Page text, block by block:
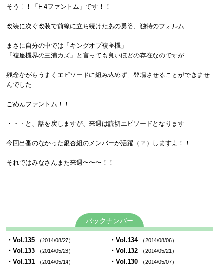
そう！！「F-4ファントム」です！！
改装に次ぐ改装で前線に立ち続けたあの勇姿、独特のフォルム
まさに自分の中では「キングオブ複座機」
「複座機界の三浦カズ」と言っても良いほどの存在なのですが
残念ながらうまくエピソードに組み込めず、登場させることができませ
んでした
ごめんファントム！！
・・・と、話を戻しますが、来週は読切エピソードとなります
今回出番のなかった銀杏組のメンバーが活躍（？）しますよ！！
それではみなさんまた来週〜〜〜！！
バックナンバー
・Vol.135 （2014/08/27） ・Vol.134 （2014/08/06）
・Vol.133 （2014/05/28） ・Vol.132 （2014/05/21）
・Vol.131 （2014/05/14） ・Vol.130 （2014/05/07）